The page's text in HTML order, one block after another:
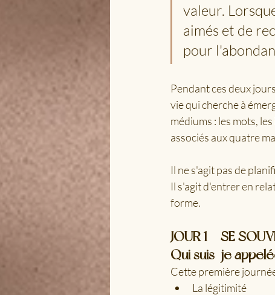
valeur.
aimés et de
pour
Pendant ces deux
vie qui cherche à
médiums : les mots,
associés aux quatre
Il ne s'agit pas de
Il s'agit d'entrer en
forme.
JOUR 1 — SE
Qui suis-je
Cette première
La légitimité